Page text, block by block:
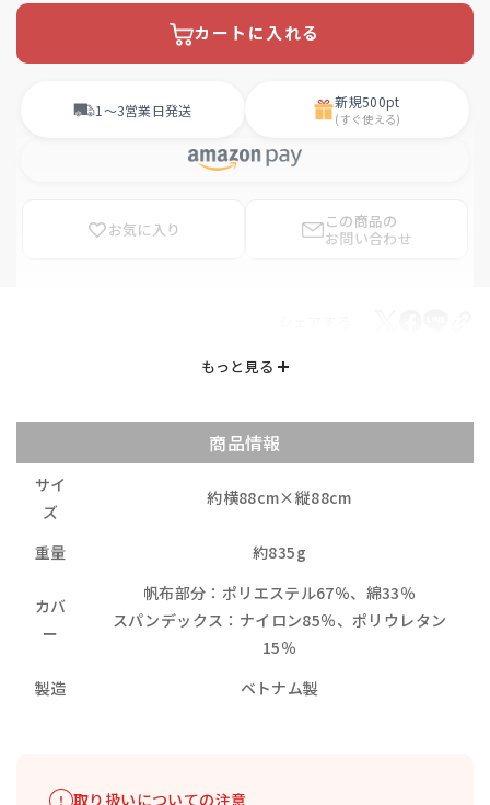
カートに入れる
1〜3営業日発送 新規500pt
(すぐ使える)
お気に入り
この商品の
お問い合わせ
商品情報
サイ
ズ
約横88cm×縦88cm
重量 約835g
カバ
ー
​帆布部分：ポリエステル67％、綿33％
スパンデックス：ナイロン85％、ポリウレタン
15％
製造
ベトナム製
取り扱いについての注意